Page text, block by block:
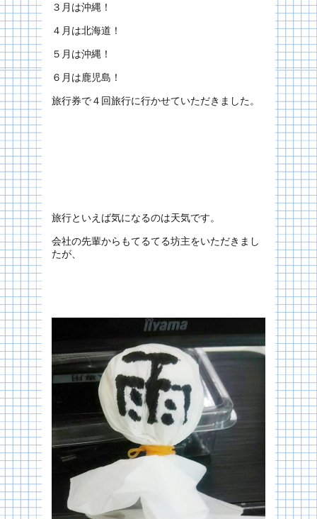
３月は沖縄！
４月は北海道！
５月は沖縄！
６月は鹿児島！
旅行券で４回旅行に行かせていただきました。
旅行といえば気になるのは天気です。
会社の先輩からもてるてる坊主をいただきまし
たが、